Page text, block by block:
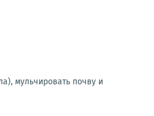
мульчировать почву и